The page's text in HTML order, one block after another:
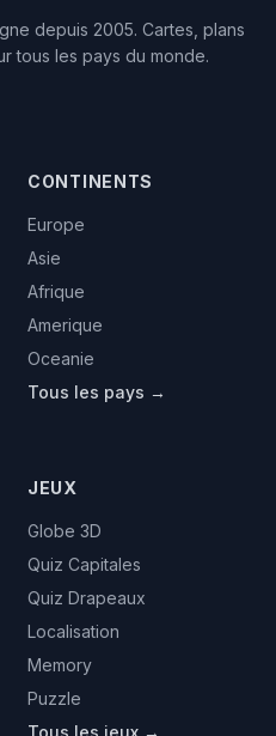
depuis 2005. Cartes, plans
tous les pays du monde.
CONTINENTS
Europe
Asie
Afrique
Amerique
Oceanie
Tous les pays →
JEUX
Globe 3D
Quiz Capitales
Quiz Drapeaux
Localisation
Memory
Puzzle